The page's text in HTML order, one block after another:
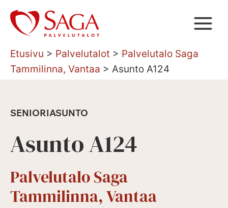
Siirry
sisältöön
Etusivu > Palvelutalot > Palvelutalo Saga
Tammilinna, Vantaa > Asunto A124
SENIORIASUNTO
Asunto A124
Palvelutalo Saga
Tammilinna, Vantaa